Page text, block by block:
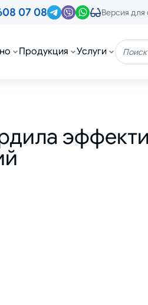
07 08 Версия
Продукция Услуги Поиск